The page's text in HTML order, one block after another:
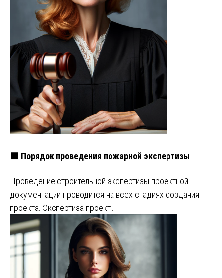
🟥 Порядок проведения пожарной экспертизы
Проведение строительной экспертизы проектной
документации проводится на всех стадиях создания
проекта. Экспертиза проект…